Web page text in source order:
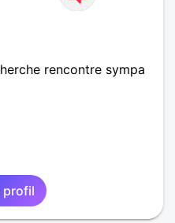
rencontre sympa
profil